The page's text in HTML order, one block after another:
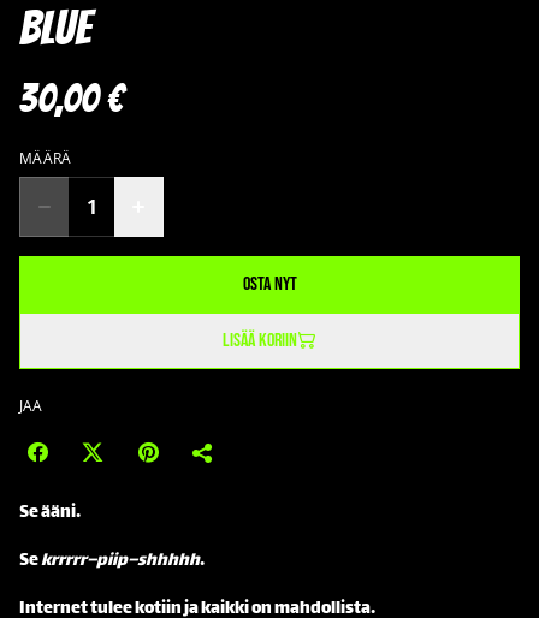
blue
30,00 €
MÄÄRÄ
Osta nyt
Lisää koriin
JAA
Se ääni.
Sekrrrrr–piip–shhhhh.
Internet tulee kotiin ja kaikki on mahdollista.